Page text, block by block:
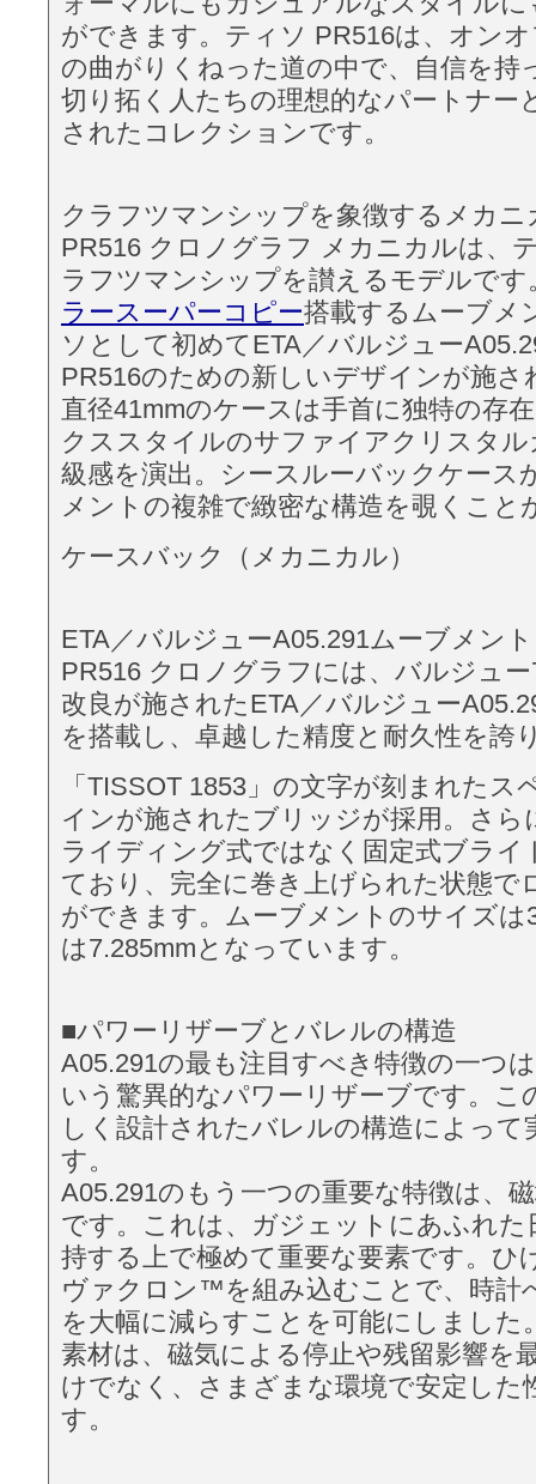
ができます。ティソ PR516は、オン
の曲がりくねった道の中で、自信を持
切り拓く人たちの理想的なパートナー
されたコレクションです。
クラフツマンシップを象徴するメカニ
PR516 クロノグラフ メカニカルは、
ラフツマンシップを讃えるモデルです
ラースーパーコピー搭載するムーブメ
ソとして初めてETA／バルジュー
PR516のための新しいデザインが施さ
直径41mmのケースは手首に独特の存
クススタイルのサファイアクリスタ
級感を演出。シースルーバックケース
メントの複雑で緻密な構造を覗くこと
ケースバック（メカニカル）
ETA／バルジューA05.291ムーブメント
PR516 クロノグラフには、バルジュ
改良が施されたETA／バルジュー
を搭載し、卓越した精度と耐久性を誇
「TISSOT 1853」の文字が刻まれたス
インが施されたブリッジが採用。さら
ライディング式ではなく固定式ブライ
ており、完全に巻き上げられた状態で
ができます。ムーブメントのサイズは
は7.285mmとなっています。
■パワーリザーブとバレルの構造
A05.291の最も注目すべき特徴の一つ
いう驚異的なパワーリザーブです。こ
しく設計されたバレルの構造によって
す。
A05.291のもう一つの重要な特徴は、
です。これは、ガジェットにあふれた
持する上で極めて重要な要素です。ひ
ヴァクロン™を組み込むことで、時計
を大幅に減らすことを可能にしました
素材は、磁気による停止や残留影響を
けでなく、さまざまな環境で安定した
す。